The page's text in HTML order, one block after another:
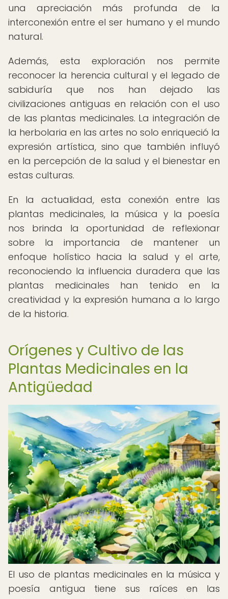
una apreciación más profunda de la
interconexión entre el ser humano y el mundo
natural.
Además, esta exploración nos permite
reconocer la herencia cultural y el legado de
sabiduría que nos han dejado las
civilizaciones antiguas en relación con el uso
de las plantas medicinales. La integración de
la herbolaria en las artes no solo enriqueció la
expresión artística, sino que también influyó
en la percepción de la salud y el bienestar en
estas culturas.
En la actualidad, esta conexión entre las
plantas medicinales, la música y la poesía
nos brinda la oportunidad de reflexionar
sobre la importancia de mantener un
enfoque holístico hacia la salud y el arte,
reconociendo la influencia duradera que las
plantas medicinales han tenido en la
creatividad y la expresión humana a lo largo
de la historia.
Orígenes y Cultivo de las
Plantas Medicinales en la
Antigüedad
El uso de plantas medicinales en la música y
poesía antigua tiene sus raíces en las